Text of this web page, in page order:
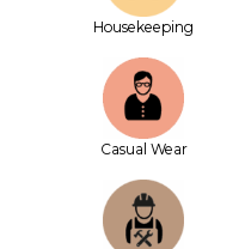
House­keeping
Casual Wear